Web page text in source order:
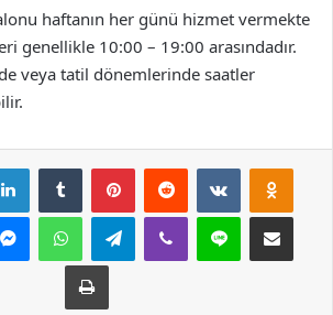
haftanın her günü hizmet vermekte
genellikle 10:00 – 19:00 arasındadır.
veya tatil dönemlerinde saatler
LinkedInTumblr PinterestReddit VKontakte
MessengerWhatsAppTelegramViber Line E-Posta ile
Yazdır